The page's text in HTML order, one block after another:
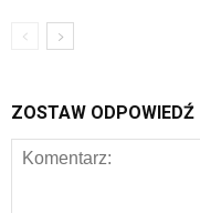
ZOSTAW ODPOWIEDŹ